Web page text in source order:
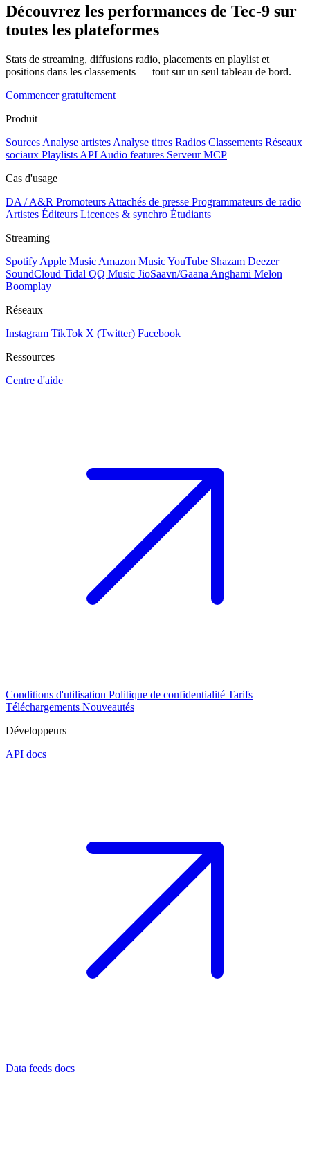
Découvrez les performances de Tec-9 sur
toutes les plateformes
Stats de streaming, diffusions radio, placements en playlist et
positions dans les classements — tout sur un seul tableau de bord.
Commencer gratuitement
Produit
Sources Analyse artistes Analyse titres Radios Classements Réseaux
sociaux Playlists API Audio features Serveur MCP
Cas d'usage
DA / A&R Promoteurs Attachés de presse Programmateurs de radio
Artistes Éditeurs Licences & synchro Étudiants
Streaming
Spotify Apple Music Amazon MusicYouTube Shazam Deezer
SoundCloud Tidal QQ Music JioSaavn/Gaana Anghami Melon
Boomplay
Réseaux
Instagram TikTok X (Twitter) Facebook
Ressources
Centre d'aide
Conditions d'utilisation Politique de confidentialité Tarifs
Téléchargements Nouveautés
Développeurs
API docs
Data feeds docs